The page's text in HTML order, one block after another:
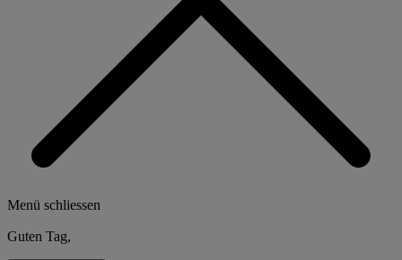
Menü schliessen
Guten Tag,